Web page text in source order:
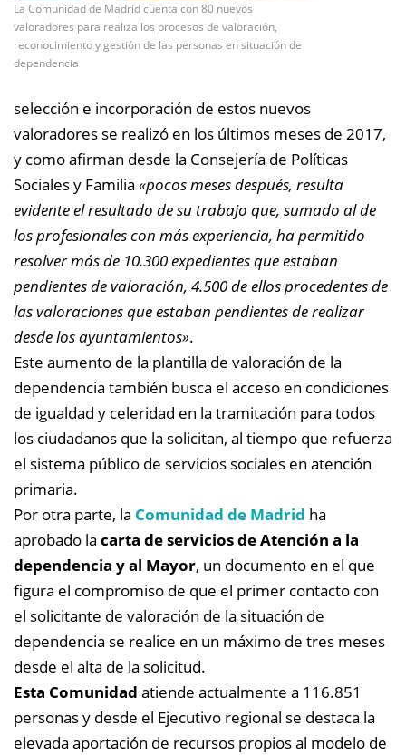
La Comunidad de Madrid cuenta con 80 nuevos
valoradores para realiza los procesos de valoración,
reconocimiento y gestión de las personas en situación de
dependencia
selección e incorporación de estos nuevos
valoradores se realizó en los últimos meses de 2017,
y como afirman desde la Consejería de Políticas
Sociales y Familia «pocos meses después, resulta
evidente el resultado de su trabajo que, sumado al de
los profesionales con más experiencia, ha permitido
resolver más de 10.300 expedientes que estaban
pendientes de valoración, 4.500 de ellos procedentes de
las valoraciones que estaban pendientes de realizar
desde los ayuntamientos».
Este aumento de la plantilla de valoración de la
dependencia también busca el acceso en condiciones
de igualdad y celeridad en la tramitación para todos
los ciudadanos que la solicitan, al tiempo que refuerza
el sistema público de servicios sociales en atención
primaria.
Por otra parte, la Comunidad de Madrid ha
aprobado la carta de servicios de Atención a la
dependencia y al Mayor, un documento en el que
figura el compromiso de que el primer contacto con
el solicitante de valoración de la situación de
dependencia se realice en un máximo de tres meses
desde el alta de la solicitud.
Esta Comunidad atiende actualmente a 116.851
personas y desde el Ejecutivo regional se destaca la
elevada aportación de recursos propios al modelo de